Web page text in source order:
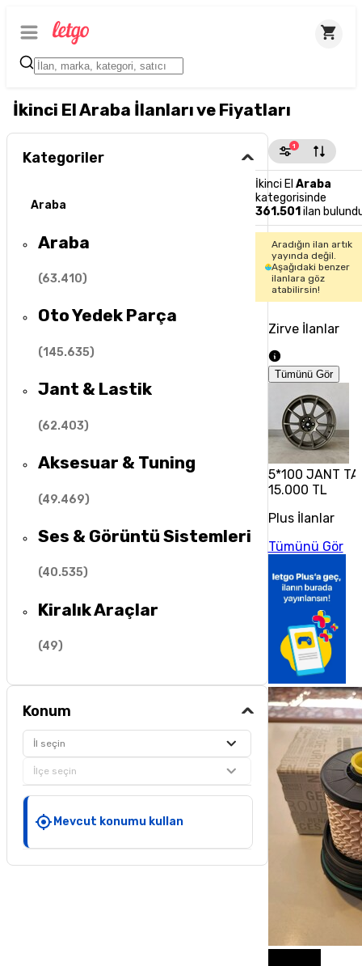
İkinci El Araba İlanları ve Fiyatları
Kategoriler
Araba
Araba
(63.410)
Oto Yedek Parça
(145.635)
Jant & Lastik
(62.403)
Aksesuar & Tuning
(49.469)
Ses & Görüntü Sistemleri
(40.535)
Kiralık Araçlar
(49)
Konum
İl seçin
İlçe seçin
Mevcut konumu kullan
1
İkinci El Araba
kategorisinde
361.501 ilan
Aradığın ilan artık
yayında değil.
Aşağıdaki benzer
ilanlara göz
atabilirsin!
Zirve İlanlar
Tümünü Gör
5*100 JANT
15.000 TL
Plus İlanlar
Tümünü Gör